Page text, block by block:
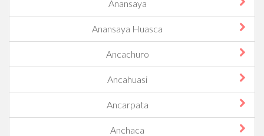
Anansaya
Anansaya Huasca
Ancachuro
Ancahuasi
Ancarpata
Anchaca